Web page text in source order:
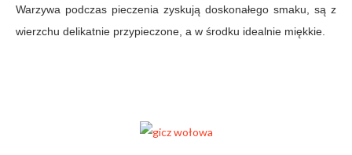
Warzywa podczas pieczenia zyskują doskonałego smaku, są z
wierzchu delikatnie przypieczone, a w środku idealnie miękkie.